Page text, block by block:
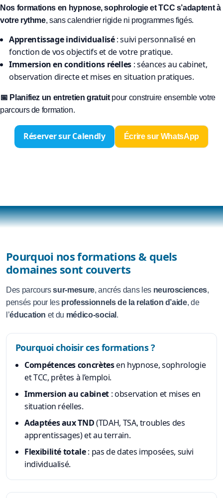
Nos formations en hypnose, sophrologie et TCC s’adaptent à
votre rythme, sans calendrier rigide ni programmes figés.
Apprentissage individualisé: suivi personnalisé en
fonction de vos objectifs et de votre pratique.
Immersion en conditions réelles : séances au cabinet,
observation directe et mises en situation pratiques.
📅 Planifiez un entretien gratuitpour construire ensemble votre
parcours de formation.
Réserver sur Calendly Écrire sur WhatsApp
Pourquoi nos formations & quels
domaines sont couverts
Des parcourssur-mesure, ancrés dans les neurosciences,
pensés pour les professionnels de la relation d’aide, de
l’éducation et du médico-social .
Pourquoi choisir ces formations ?
Compétences concrètesen hypnose, sophrologie
et TCC, prêtes à l’emploi.
Immersion au cabinet: observation et mises en
situation réelles.
Adaptées aux TND(TDAH, TSA, troubles des
apprentissages) et au terrain.
Flexibilité totale: pas de dates imposées, suivi
individualisé.